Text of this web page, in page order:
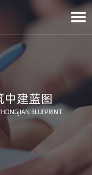
中建蓝图
BLUEPRINT